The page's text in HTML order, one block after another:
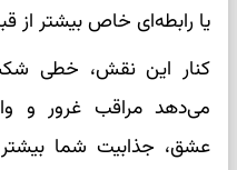
یا رابطه‌ای خاص بیشتر از
کنار این نقش، خطی
می‌دهد مراقب غرور و
عشق، جذابیت شما